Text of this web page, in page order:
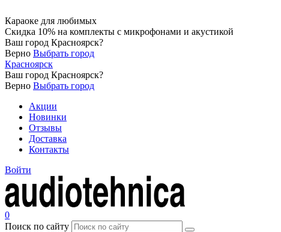
Караоке для любимых
Скидка 10% на комплекты с микрофонами и акустикой
Ваш город Красноярск?
Верно Выбрать город
Красноярск
Ваш город Красноярск?
Верно Выбрать город
Акции
Новинки
Отзывы
Доставка
Контакты
Войти
0
Поиск по сайту